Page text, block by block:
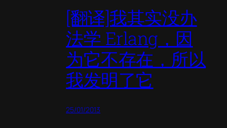
[翻译]我其实没办
法学 Erlang，因
为它不存在，所以
我发明了它
25/01/2013